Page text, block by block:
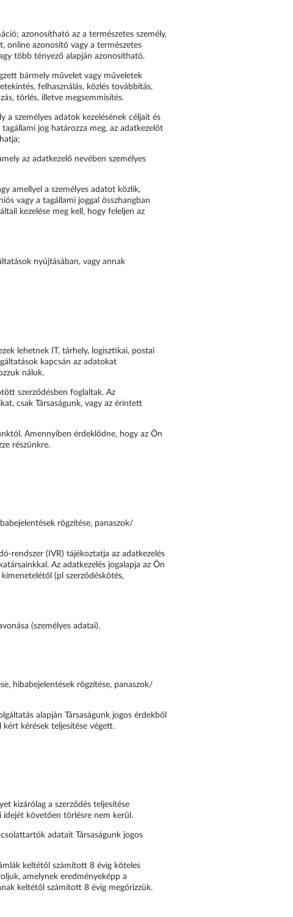
azonosítható az a természetes személy,
online azonosító vagy a természetes
több tényező alapján azonosítható.
bármely művelet vagy műveletek
felhasználás, közlés továbbítás,
törlés, illetve megsemmisítés.
a személyes adatok kezelésének céljait és
jog határozza meg, az adatkezelőt
az adatkezelő nevében személyes
amellyel a személyes adatot közlik,
vagy a tagállami joggal összhangban
kezelése meg kell, hogy feleljen az
nyújtásában, vagy annak
lehetnek IT, tárhely, logisztikai, postai
kapcsán az adatokat
náluk.
szerződésben foglaltak. Az
csak Társaságunk, vagy az érintett
Amennyiben érdeklődne, hogy az Ön
részünkre.
rögzítése, panaszok/
rendszer (IVR) tájékoztatja az adatkezelés
Az adatkezelés jogalapja az Ön
(pl szerződéskötés,
(személyes adatai).
hibabejelentések rögzítése, panaszok/
alapján Társaságunk jogos érdekből
kért kérések teljesítése végett.
kizárólag a szerződés teljesítése
idejét követően törlésre nem kerül.
adatait Társaságunk jogos
keltétől számított 8 évig köteles
amelynek eredményeképp a
keltétől számított 8 évig megőrizzük.